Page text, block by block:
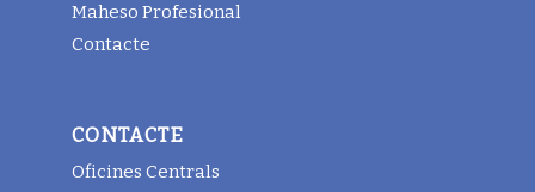
Maheso Profesional
Contacte
CONTACTE
Oficines Centrals